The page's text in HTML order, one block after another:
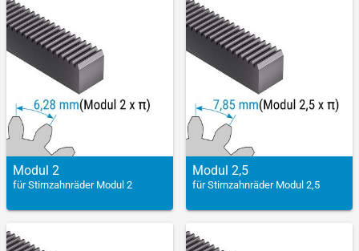
Modul 2
für Stirnzahnräder Modul 2
Modul 2,5
für Stirnzahnräder Modul 2,5